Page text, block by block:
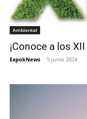
Ambiental
¡Conoce a los
ExpokNews - 5 junio 2024